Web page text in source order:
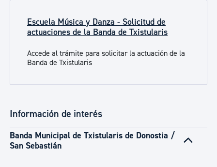
Escuela Música y Danza - Solicitud de
actuaciones de la Banda de Txistularis
Accede al trámite para solicitar la actuación de la
Banda de Txistularis
Información de interés
Banda Municipal de Txistularis de Donostia /
San Sebastián